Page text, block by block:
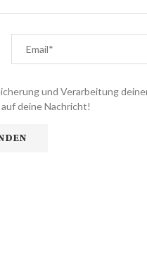
und Verarbeitung
deine Nachricht!